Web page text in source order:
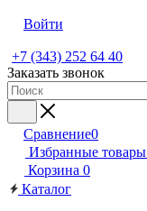
Войти
+7 (343) 252 64 40
Заказать звонок
Сравнение0
Избранные товары
Корзина 0
Каталог